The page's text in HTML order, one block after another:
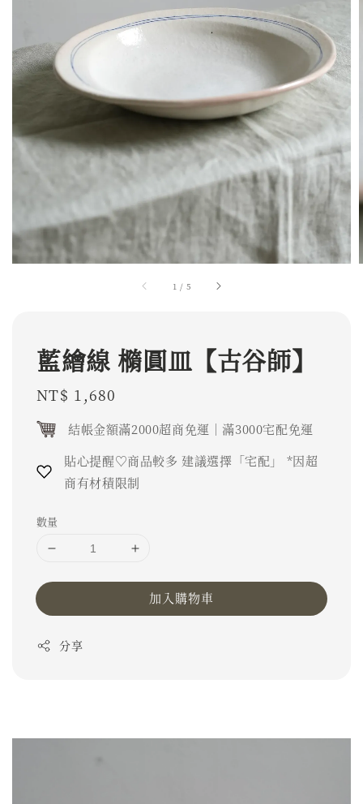
1 / 5
藍繪線 橢圓皿【古谷師】
Regular
price
NT$ 1,680
結帳金額滿2000超商免運｜滿3000宅配免運
貼心提醒♡商品較多 建議選擇「宅配」 *因超
商有材積限制
數量
加入購物車
分享